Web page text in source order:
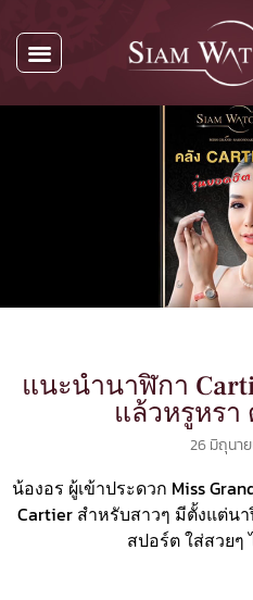
แนะนำนาฬิกา
แล้วหรูหรา
26 มิถุนา
น้องอร ผู้เข้าประดวก Miss
Cartier สำหรับสาวๆ มีตั้งแต่น
สปอร์ต ใส่สวยๆ